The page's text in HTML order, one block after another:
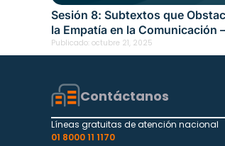
Sesión 8: Subtextos que
la Empatía en la Comunicación
16, 2025
Publicado: octubre 21, 2025
Contáctanos
Líneas gratuitas de atención nacional
01 8000 11 1170